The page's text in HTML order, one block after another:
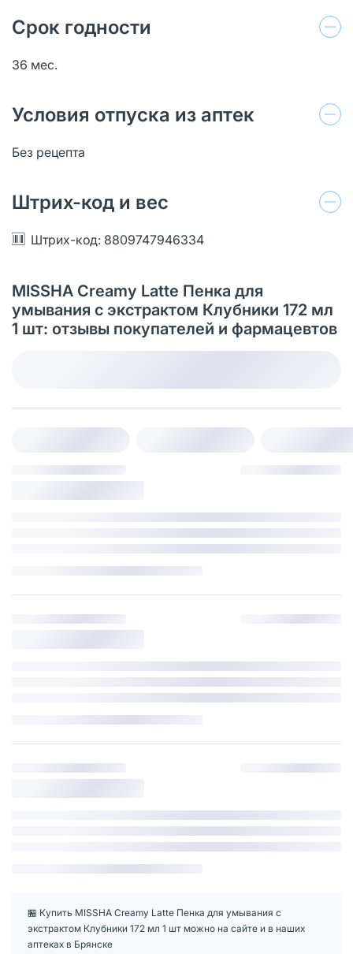
Срок годности
36 мес.
Условия отпуска из аптек
Без рецепта
Штрих-код и вес
Штрих-код: 8809747946334
MISSHA Creamy Latte Пенка для
умывания с экстрактом Клубники 172 мл
1 шт: отзывы покупателей и фармацевтов
🏪 Купить MISSHA Creamy Latte Пенка для умывания с
экстрактом Клубники 172 мл 1 шт можно на сайте и в наших
аптеках в Брянске